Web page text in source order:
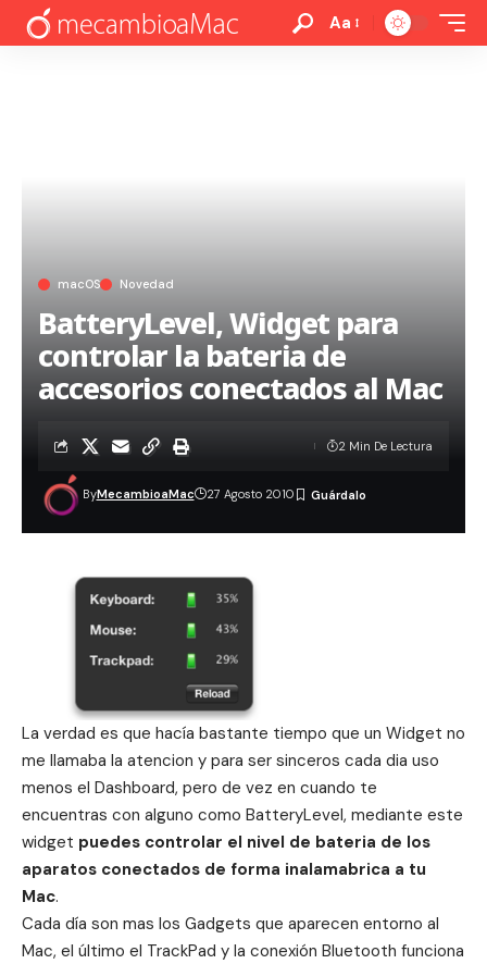
Aa
macOS Novedad
BatteryLevel, Widget para
controlar la bateria de
accesorios conectados al Mac
ByMecambioaMac 27 Agosto 2010
2 Min De Lectura
La verdad es que hacía bastante tiempo que un Widget no
me llamaba la atencion y para ser sinceros cada dia uso
menos el Dashboard, pero de vez en cuando te
encuentras con alguno como BatteryLevel, mediante este
widget puedes controlar el nivel de bateria de los
aparatos conectados de forma inalamabrica a tu
Mac.
Cada día son mas los Gadgets que aparecen entorno al
Mac, el último el TrackPad y la conexión Bluetooth funciona